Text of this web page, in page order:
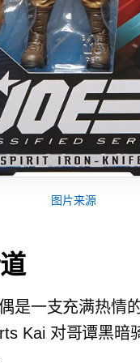
图片来源
是一支充满热情
Kai 对哥谭黑